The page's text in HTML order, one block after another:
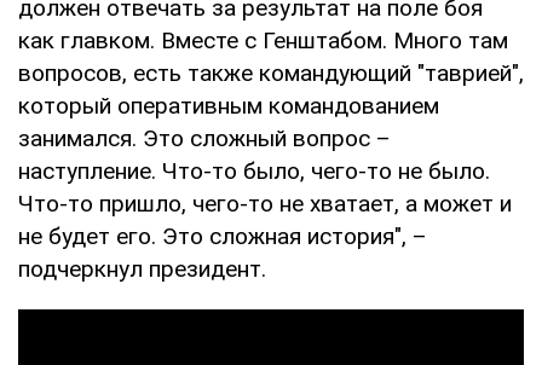
должен отвечать за результат на поле боя
как главком. Вместе с Генштабом. Много там
вопросов, есть также командующий "таврией",
который оперативным командованием
занимался. Это сложный вопрос –
наступление. Что-то было, чего-то не было.
Что-то пришло, чего-то не хватает, а может и
не будет его. Это сложная история", –
подчеркнул президент.